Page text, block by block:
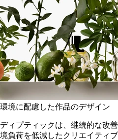
環境に配慮した作品のデザイン
ディプティックは、継続的な改
境負荷を低減した​クリエイティ